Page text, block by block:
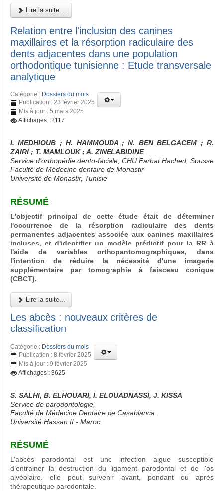
Lire la suite...
Relation entre l'inclusion des canines
maxillaires et la résorption radiculaire des
dents adjacentes dans une population
orthodontique tunisienne : Etude transversale
analytique
Catégorie : Dossiers du mois
Publication : 23 février 2025
Mis à jour : 5 mars 2025
Affichages : 2117
I. MEDHIOUB ; H. HAMMOUDA ; N. BEN BELGACEM ; R.
ZAIRI ; T. MAMLOUK ; A. ZINELABIDINE
Service d’orthopédie dento-faciale, CHU Farhat Hached, Sousse
Faculté de Médecine dentaire de Monastir
Université de Monastir, Tunisie
RÉSUMÉ
L'objectif principal de cette étude était de déterminer
l'occurrence de la résorption radiculaire des dents
permanentes adjacentes associée aux canines maxillaires
incluses, et d'identifier un modèle prédictif pour la RR à
l'aide de variables orthopantomographiques, dans
l'intention de réduire la nécessité d'une imagerie
supplémentaire par tomographie à faisceau conique
(CBCT).
Lire la suite...
Les abcès : nouveaux critères de
classification
Catégorie : Dossiers du mois
Publication : 8 février 2025
Mis à jour : 9 février 2025
Affichages : 3625
S. SALHI, B. ELHOUARI, I. ELOUADNASSI, J. KISSA
Service de parodontologie,
Faculté de Médecine Dentaire de Casablanca.
Université Hassan II - Maroc
RÉSUMÉ
L’abcès parodontal est une infection aigue susceptible
d’entrainer la destruction du ligament parodontal et de l'os
alvéolaire. elle peut survenir avant, pendant ou après
thérapeutique parodontale.